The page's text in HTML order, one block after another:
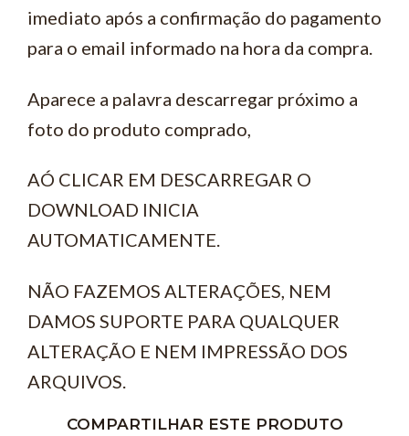
imediato após a confirmação do pagamento
para o email informado na hora da compra.
Aparece a palavra descarregar próximo a
foto do produto comprado,
AÓ CLICAR EM DESCARREGAR O
DOWNLOAD INICIA
AUTOMATICAMENTE.
NÃO FAZEMOS ALTERAÇÕES, NEM
DAMOS SUPORTE PARA QUALQUER
ALTERAÇÃO E NEM IMPRESSÃO DOS
ARQUIVOS.
COMPARTILHAR ESTE PRODUTO